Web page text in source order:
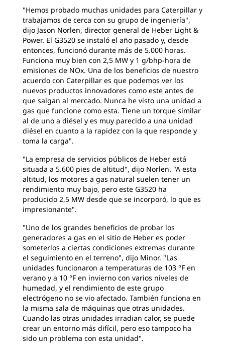
"Hemos probado muchas unidades para Caterpillar y
trabajamos de cerca con su grupo de ingeniería",
dijo Jason Norlen, director general de Heber Light &
Power. El G3520 se instaló el año pasado y, desde
entonces, funcionó durante más de 5.000 horas.
Funciona muy bien con 2,5 MW y 1 g/bhp-hora de
emisiones de NOx. Una de los beneficios de nuestro
acuerdo con Caterpillar es que podemos ver los
nuevos productos innovadores como este antes de
que salgan al mercado. Nunca he visto una unidad a
gas que funcione como esta. Tiene un torque similar
al de uno a diésel y es muy parecido a una unidad
diésel en cuanto a la rapidez con la que responde y
toma la carga".
"La empresa de servicios públicos de Heber está
situada a 5.600 pies de altitud", dijo Norlen. "A esta
altitud, los motores a gas natural suelen tener un
rendimiento muy bajo, pero este G3520 ha
producido 2,5 MW desde que se incorporó, lo que es
impresionante".
"Uno de los grandes beneficios de probar los
generadores a gas en el sitio de Heber es poder
someterlos a ciertas condiciones extremas durante
el seguimiento en el terreno", dijo Minor. "Las
unidades funcionaron a temperaturas de 103 °F en
verano y a 10 °F en invierno con varios niveles de
humedad, y el rendimiento de este grupo
electrógeno no se vio afectado. También funciona en
la misma sala de máquinas que otras unidades.
Cuando las otras unidades irradian calor, se puede
crear un entorno más difícil, pero eso tampoco ha
sido un problema con esta unidad".